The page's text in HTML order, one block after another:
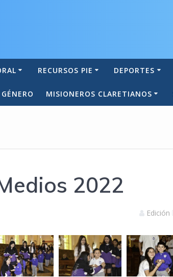
RECURSOS PIE DEPORTES
MISIONEROS CLARETIANOS
2022
Edición